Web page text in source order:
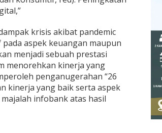
krisis akibat pandemic
aspek keuangan maupun
menjadi sebuah prestasi
menorehkan kinerja yang
penganugerahan “26
kinerja yang baik serta aspek
infobank atas hasil